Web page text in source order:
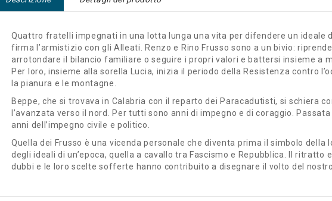
Quattro fratelli impegnati in una lotta lunga una vita per difendereun ideale
firma l’armistizio con gli Alleati. Renzo e Rino Frusso sono a un bivio:
arrotondare il bilancio familiare o seguire i propri valori e battersi insieme a
Per loro, insieme alla sorella Lucia, inizia il periodo della Resistenza contro
la pianura e le montagne.
Beppe, che si trovava in Calabria con il reparto dei Paracadutisti, si schiera
l’avanzata verso il nord. Per tutti sono anni di impegno e di coraggio.
anni dell’impegno civile e politico.
Quella dei Frusso è una vicenda personale che diventa prima il simbolo della
degli ideali di un’epoca, quellaa cavallo tra Fascismo e Repubblica.
Il ritratto
dubbi e le loro sceltesofferte hanno contribuito a disegnare il volto del